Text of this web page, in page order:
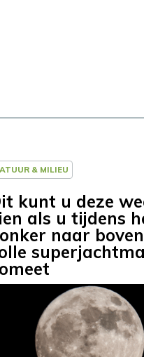
& MILIEU
kunt u deze
als u tijdens
naar